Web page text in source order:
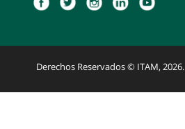
Derechos Reservados © ITAM, 2026.